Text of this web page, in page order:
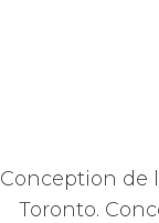
Conception de
Toronto.